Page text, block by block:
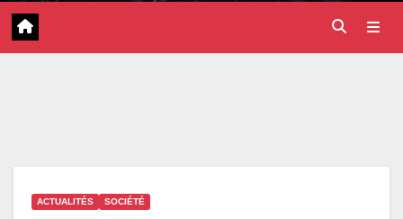
ACTUALITÉS SOCIÉTÉ